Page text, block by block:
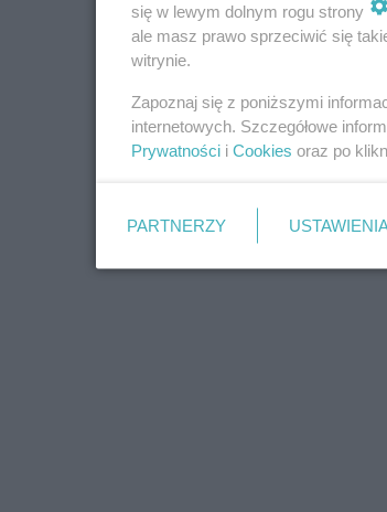
REKLAMA
REKLAMA
się w lewym dolnym rogu strony
ale masz prawo sprzeciwić się
witrynie.
Zapoznaj się z poniższymi
internetowych. Szczegółowe
Prywatności i Cookies oraz po
PARTNERZY